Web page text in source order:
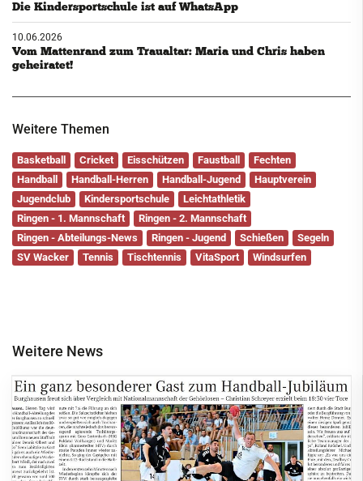
Die Kindersportschule ist auf WhatsApp
10.06.2026
Vom Mattenrand zum Traualtar: Maria und Chris haben
geheiratet!
Weitere Themen
Basketball Cricket Eisschützen Faustball
Fechten
Handball
Handball-Herren Handball-Jugend
Hauptverein
Jugendclub
Kindersportschule
Leichtathletik
Ringen - 1. Mannschaft
Ringen - 2. Mannschaft
Ringen - Abteilungs-News
Ringen - Jugend Schießen
Segeln
SV Wacker
Tennis Tischtennis VitaSport Windsurfen
Weitere News